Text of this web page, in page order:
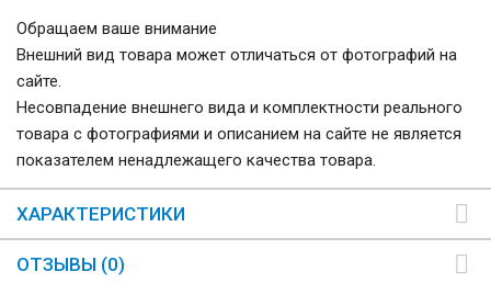
Обращаем ваше внимание
Внешний вид товара может отличаться от фотографий на
сайте.
Несовпадение внешнего вида и комплектности реального
товара с фотографиями и описанием на сайте не является
показателем ненадлежащего качества товара.
ХАРАКТЕРИСТИКИ
ОТЗЫВЫ (0)